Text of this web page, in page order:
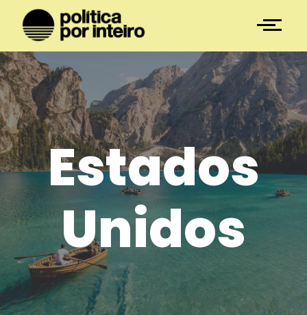
Estados
Unidos